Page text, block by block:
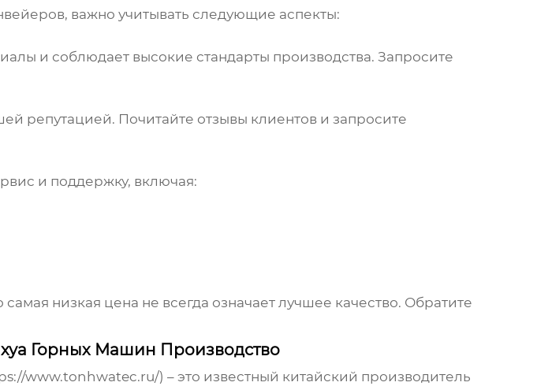
, важно учитывать следующие аспекты:
и соблюдает высокие стандарты производства. Запросите
репутацией. Почитайте отзывы клиентов и запросите
и поддержку, включая:
низкая цена не всегда означает лучшее качество. Обратите
Горных Машин Производство
www.tonhwatec.ru/) – это известный китайский производитель